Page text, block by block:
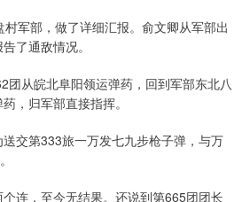
军部，做了详细汇报。俞文卿从军部出
了通敌情况。
团从皖北阜阳领运弹药，回到军部东北八
，归军部直接指挥。
交第333旅一万发七九步枪子弹，与万
连，至今无结果。还说到第665团团长